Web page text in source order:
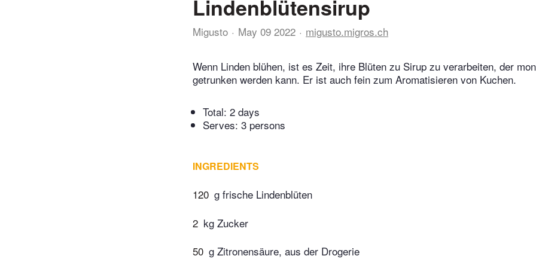
Lindenblütensirup
Migusto May 09 2022 migusto.migros.ch
Wenn Linden blühen, ist es Zeit, ihre Blüten zu Sirup zu verarbeiten, der
getrunken werden kann. Er ist auch fein zum Aromatisieren von Kuchen.
Total: 2 days
Serves: 3 persons
INGREDIENTS
120 g frische Lindenblüten
2 kg Zucker
50 g Zitronensäure, aus der Drogerie